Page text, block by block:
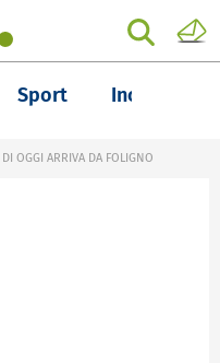
Sport Inchieste
OGGI ARRIVA DA FOLIGNO